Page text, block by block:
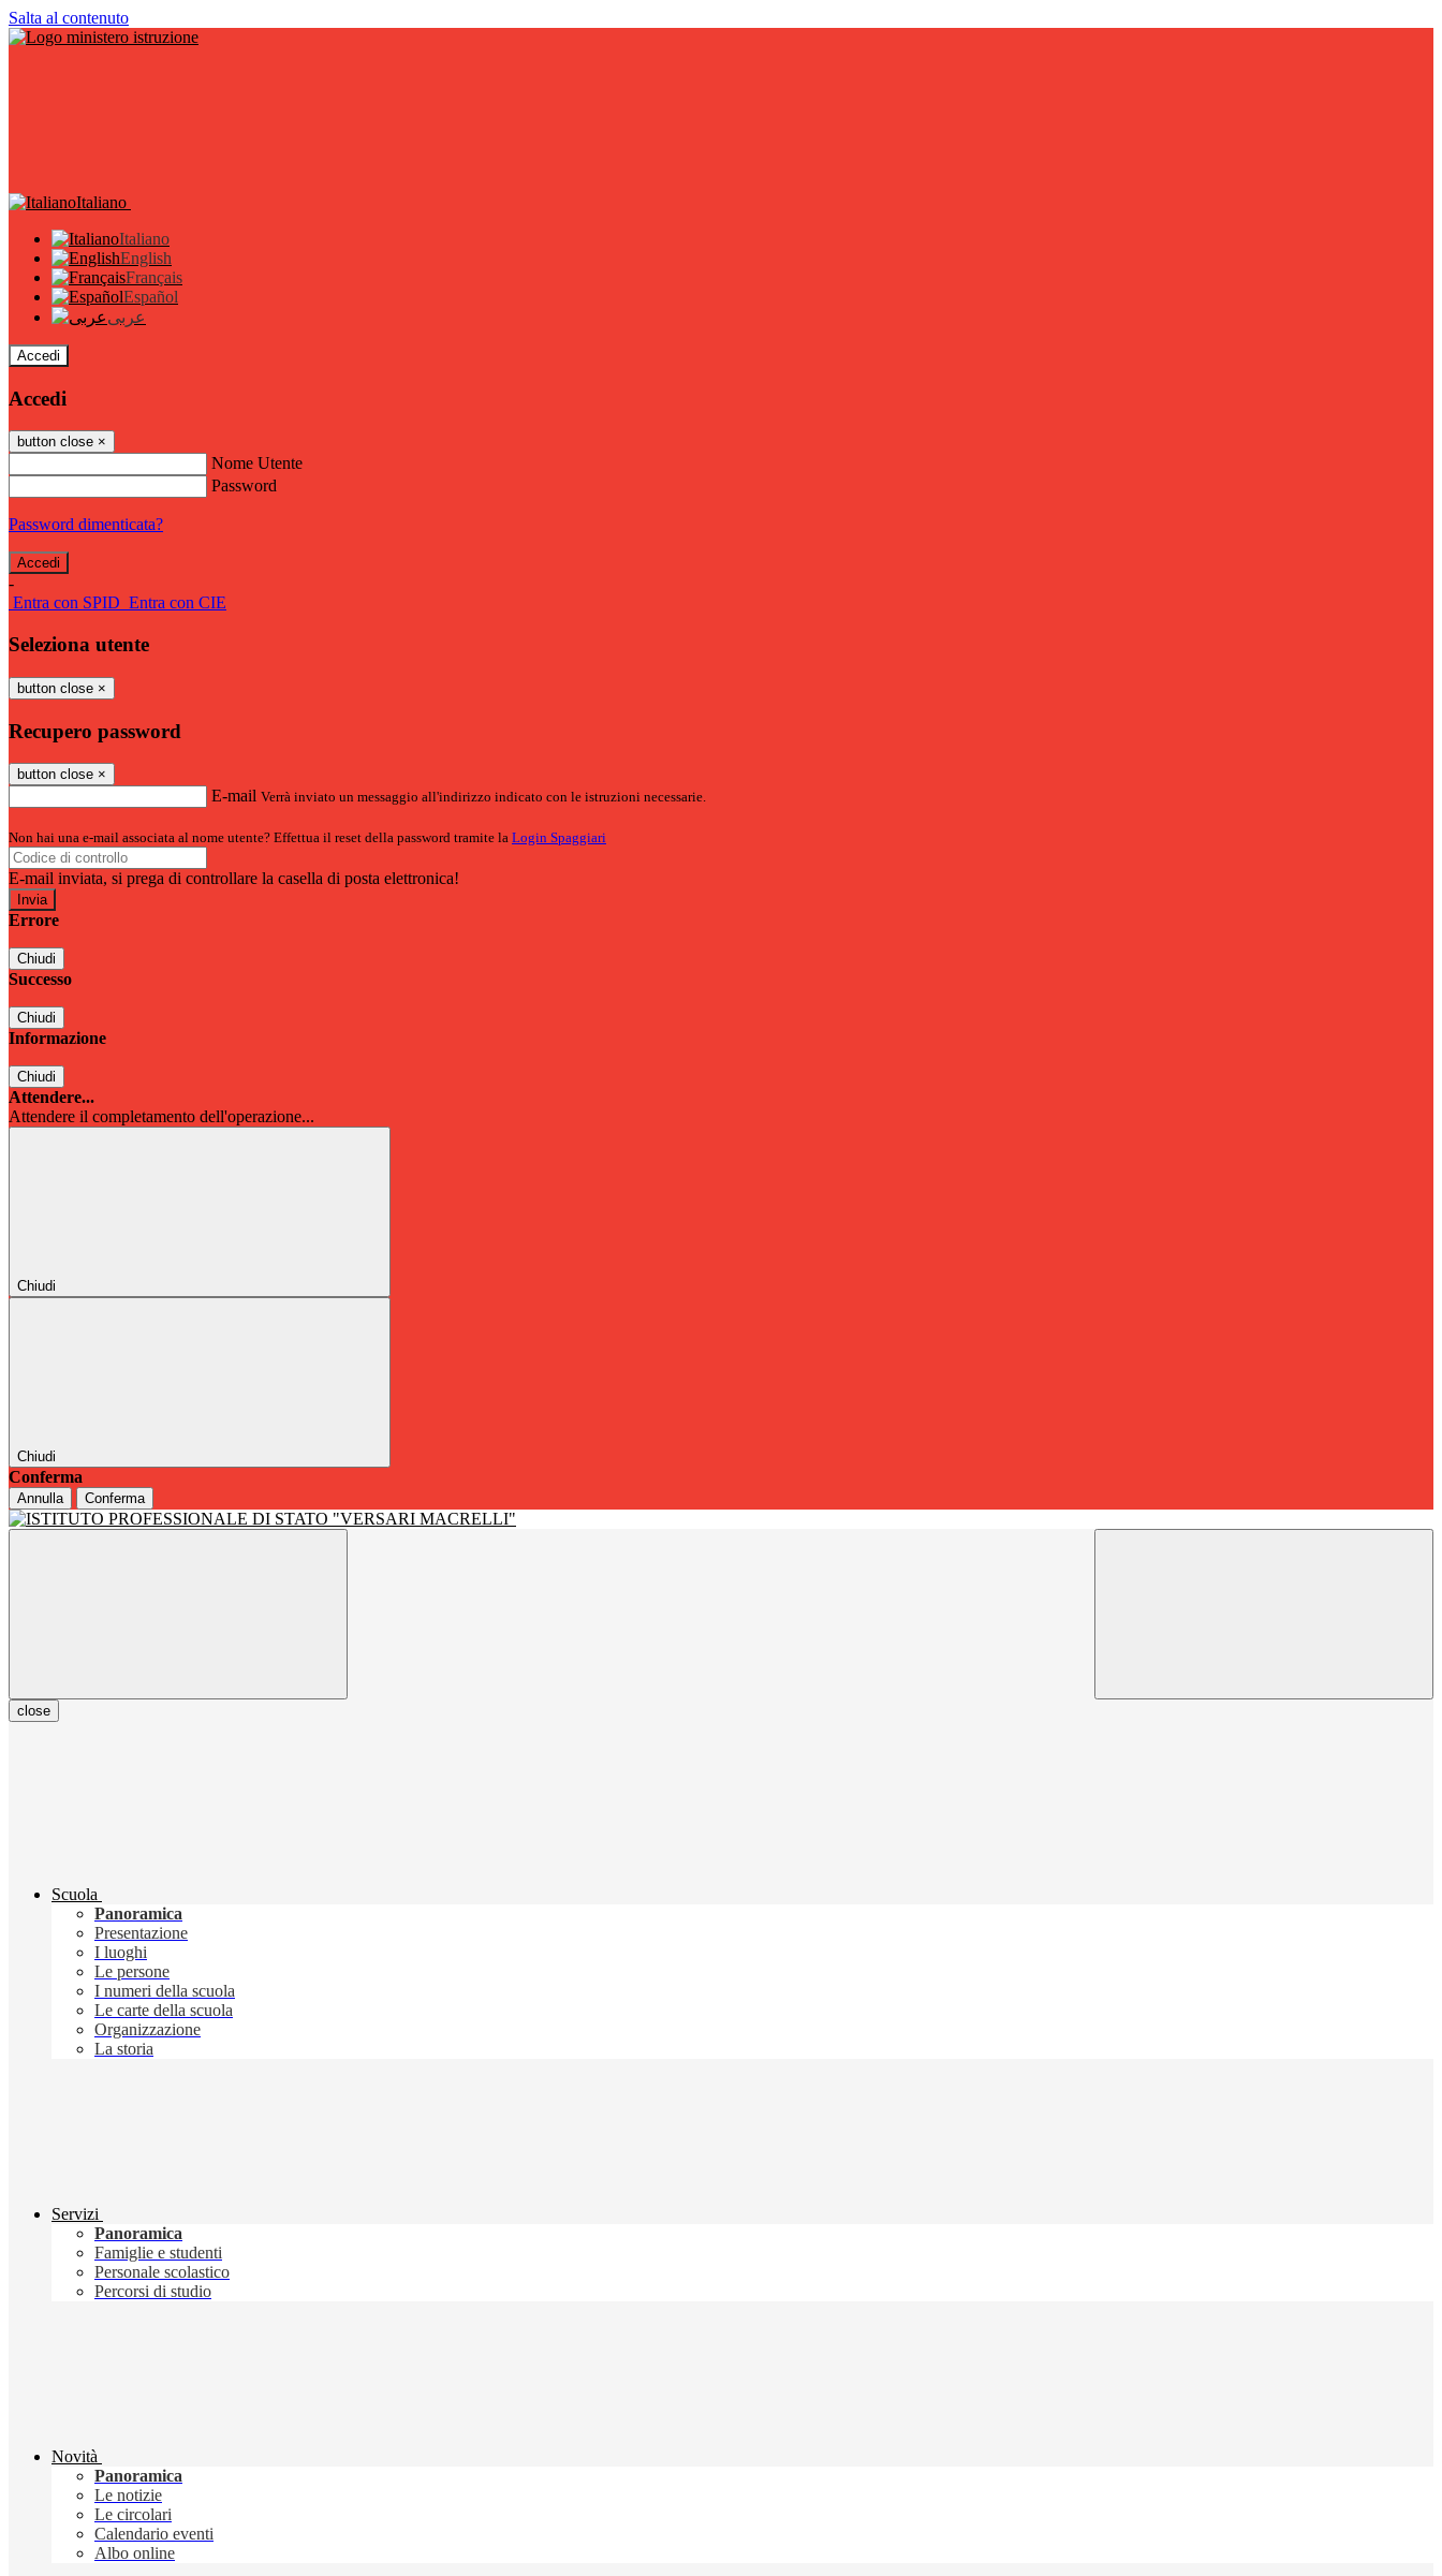
Salta al contenuto
Italiano
Italiano
English
Français
Español
عربى
Accedi
Accedi
button close ×
Nome Utente
Password
Password dimenticata?
-
Entra con SPID Entra con CIE
Seleziona utente
button close ×
Recupero password
button close ×
E-mail Verrà inviato un messaggio all'indirizzo indicato con le istruzioni necessarie.
Non hai una e-mail associata al nome utente? Effettua il reset della password tramite la Login Spaggiari
E-mail inviata, si prega di controllare la casella di posta elettronica!
Errore
Chiudi
Successo
Chiudi
Informazione
Chiudi
Attendere...
Attendere il completamento dell'operazione...
Chiudi
Chiudi
Conferma
Annulla Conferma
close
Scuola
Panoramica
Presentazione
I luoghi
Le persone
I numeri della scuola
Le carte della scuola
Organizzazione
La storia
Servizi
Panoramica
Famiglie e studenti
Personale scolastico
Percorsi di studio
Novità
Panoramica
Le notizie
Le circolari
Calendario eventi
Albo online